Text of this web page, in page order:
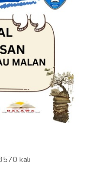
kali